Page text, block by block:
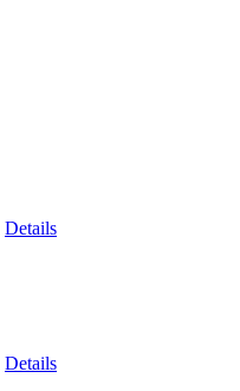
Details
Details